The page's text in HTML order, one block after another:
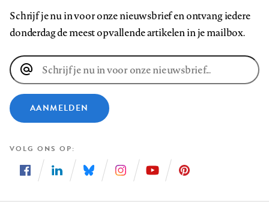
Schrijf je nu in voor onze nieuwsbrief en ontvang iedere
donderdag de meest opvallende artikelen in je mailbox.
E-
mailadres
AANMELDEN
VOLG ONS OP
ons
ons
ons
ons
ons
ons